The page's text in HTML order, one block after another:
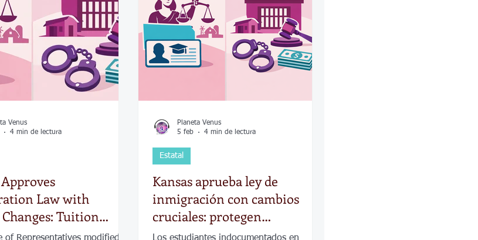
Elecciones Clima Vivienda Escuelas Calles
que inspiran Gobierno
Law with
Tuition
but Bail Rules
of Representatives modified
Venus
4 min de lectura
Kansas aprueba ley de
inmigración con cambios
cruciales: protegen
matrículas, pero endurecen
Los estudiantes indocumentados en
Estatal
Planeta Venus
5 feb
4 min de lectura